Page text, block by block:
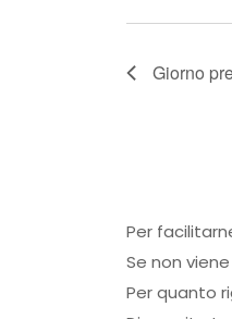
Giorno
Per
Se non
Per quanto